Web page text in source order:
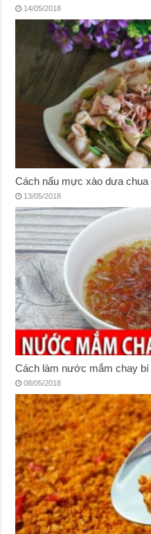
14/05/2018
Cách nấu mực xào dưa
13/05/2018
Cách làm nước mắm chay bí
08/05/2018